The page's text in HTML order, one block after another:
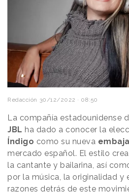
Redacción 30/12/2022 · 08:50
La compañía estadounidense
JBL ha dado a conocer la
Índigo como su nueva
mercado español. El estilo
la cantante y bailarina, así
por la música, la originalidad y
razones detrás de este